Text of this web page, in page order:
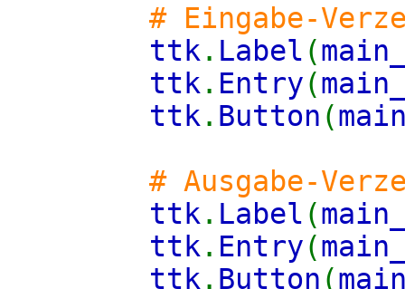
# Eingabe-
ttk . Label (
ttk . Entry(
ttk . Button (
# Ausgabe-
ttk . Label (
ttk . Entry(
ttk . Button (